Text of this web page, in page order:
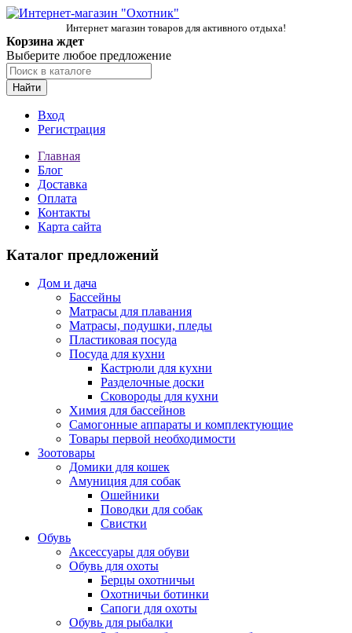
Интернет магазин товаров для активного отдыха!
Корзина ждет
Выберите любое предложение
Найти
Вход
Регистрация
Главная
Блог
Доставка
Оплата
Контакты
Карта сайта
Каталог предложений
Дом и дача
Бассейны
Матрасы для плавания
Матрасы, подушки, пледы
Пластиковая посуда
Посуда для кухни
Кастрюли для кухни
Разделочные доски
Сковороды для кухни
Химия для бассейнов
Самогонные аппараты и комплектующие
Товары первой необходимости
Зоотовары
Домики для кошек
Амуниция для собак
Ошейники
Поводки для собак
Свистки
Обувь
Аксессуары для обуви
Обувь для охоты
Берцы охотничьи
Охотничьи ботинки
Сапоги для охоты
Обувь для рыбалки